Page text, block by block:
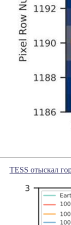
TESS отыскал